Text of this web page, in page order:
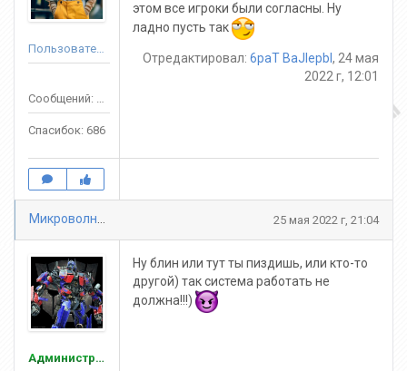
Пользователь
Сообщений: 3688
Спасибок: 686
этом все игроки были согласны. Ну
ладно пусть так
Отредактировал: 6paT BaJlepbl , 24 мая
2022 г, 12:01
25 мая 2022 г, 21:04
Администраторы
Ну блин или тут ты пиздишь, или кто-то
другой) так система работать не
должна!!!)